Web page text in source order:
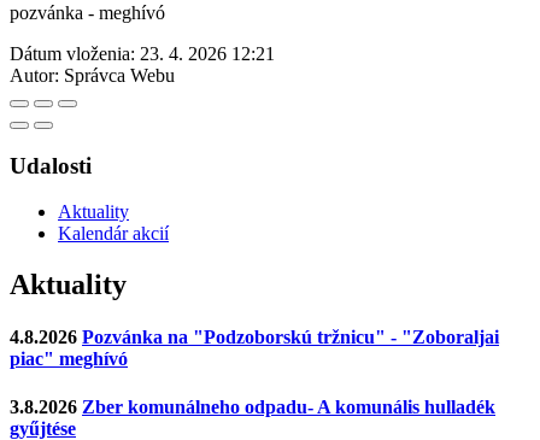
pozvánka - meghívó
Dátum vloženia: 23. 4. 2026 12:21
Autor: Správca Webu
Udalosti
Aktuality
Kalendár akcií
Aktuality
4.8.2026 Pozvánka na "Podzoborskú tržnicu" - "Zoboraljai
piac" meghívó
3.8.2026 Zber komunálneho odpadu- A komunális hulladék
gyűjtése